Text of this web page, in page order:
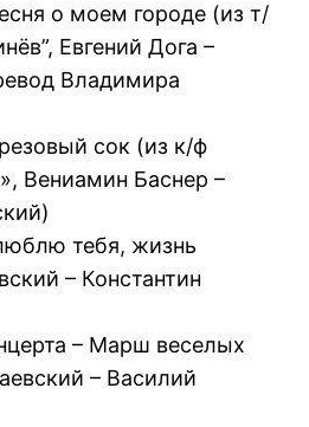
о моем городе (из т/
Евгений Дога –
Владимира
сок (из к/ф
Вениамин Баснер –
тебя, жизнь
– Константин
– Марш веселых
– Василий